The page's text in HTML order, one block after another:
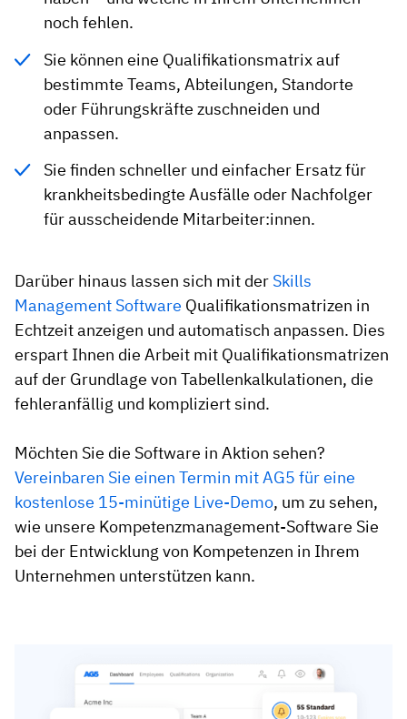
noch fehlen.
Sie können eine Qualifikationsmatrix auf
bestimmte Teams, Abteilungen, Standorte
oder Führungskräfte zuschneiden und
anpassen.
Sie finden schneller und einfacher Ersatz für
krankheitsbedingte Ausfälle oder Nachfolger
für ausscheidende Mitarbeiter:innen.
Darüber hinaus lassen sich mit der Skills
Management Software Qualifikationsmatrizen in
Echtzeit anzeigen und automatisch anpassen. Dies
erspart Ihnen die Arbeit mit Qualifikationsmatrizen
auf der Grundlage von Tabellenkalkulationen, die
fehleranfällig und kompliziert sind.
Möchten Sie die Software in Aktion sehen?
Vereinbaren Sie einen Termin mit AG5 für eine
kostenlose 15-minütige Live-Demo, um zu sehen,
wie unsere Kompetenzmanagement-Software Sie
bei der Entwicklung von Kompetenzen in Ihrem
Unternehmen unterstützen kann.